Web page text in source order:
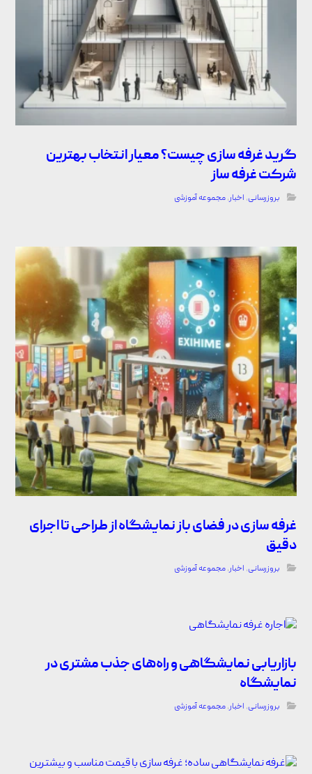
گرید غرفه سازی چیست؟ معیار انتخاب بهترین
شرکت غرفه ساز
بروزرسانی, اخبار,مجموعه آموزشی
غرفه سازی در فضای باز نمایشگاه از طراحی تا اجرای
دقیق
بروزرسانی, اخبار,مجموعه آموزشی
بازاریابی نمایشگاهی و راه‌های جذب مشتری در
نمایشگاه
بروزرسانی, اخبار,مجموعه آموزشی